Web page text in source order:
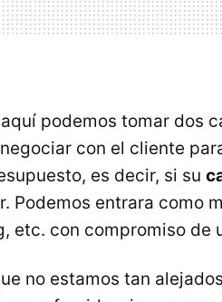
podemos tomar dos
con el cliente
es decir, si su
Podemos entrara como
etc. con compromiso de
no estamos tan